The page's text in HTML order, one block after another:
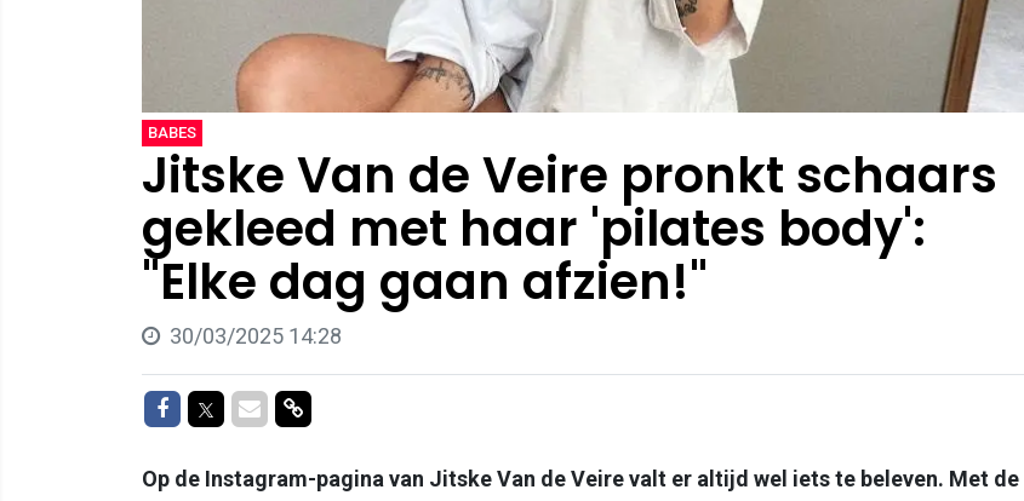
BABES
Jitske Van de Veire pronkt schaars
gekleed met haar 'pilates body':
"Elke dag gaan afzien!"
30/03/2025 14:28
Delen op Facebook
Delen op Twitter
Delen via Mail
Delen via link
Op de Instagram-pagina van Jitske Van de Veire valt er altijd wel iets te beleven. Met de